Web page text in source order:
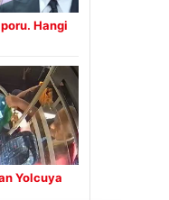
Hangi
Yolcuya